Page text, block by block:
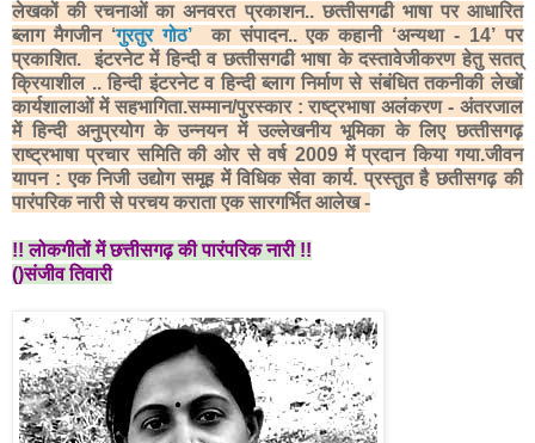
लेखकों की रचनाओं का अनवरत प्रकाशन.. छत्‍तीसगढी भाषा पर आधारित
ब्‍लाग मैगजीन ‘गुरतुर गोठ’का संपादन.. एक कहानी ‘अन्‍यथा - 14’ पर
प्रकाशित. इंटरनेट में हिन्‍दी व छत्‍तीसगढी भाषा के दस्‍तावेजीकरण हेतु सतत्
क्रियाशील .. हिन्‍दी इंटरनेट व हिन्‍दी ब्‍लाग निर्माण से संबंधित तकनीकी लेखों
कार्यशालाओं में सहभागिता.सम्‍मान/पुरस्‍कार : राष्‍ट्रभाषा अलंकरण - अंतरजाल
में हिन्‍दी अनुप्रयोग के उन्‍नयन में उल्‍लेखनीय भूमिका के लिए छत्‍तीसगढ़
राष्‍ट्रभाषा प्रचार समिति की ओर से वर्ष 2009 में प्रदान किया गया.जीवन
यापन : एक निजी उद्योग समूह में विधिक सेवा कार्य. प्रस्तुत है छतीसगढ़ की
पारंपरिक नारी से परचय कराता एक सारगर्भित आलेख -
!! लोकगीतों में छत्तीसगढ़ की पारंपरिक नारी !!
()संजीव तिवारी